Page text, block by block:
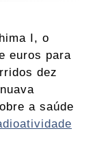
I, o
euros para
dez
a saúde